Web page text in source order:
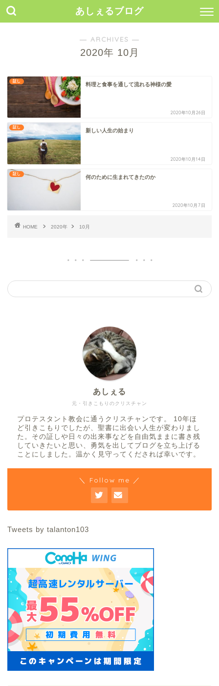
あしぇるブログ
― ARCHIVES ―
2020年 10月
証し
料理と食事を通して流れる神様の愛
2020年10月26日
証し
新しい人生の始まり
2020年10月14日
証し
何のために生まれてきたのか
2020年10月7日
HOME 2020年 10月
元・引きこもりのクリスチャン
あしぇる
プロテスタント教会に通うクリスチャンです。 10年ほ
ど引きこもりでしたが、聖書に出会い人生が変わりまし
た。その証しや日々の出来事などを自由気ままに書き残
していきたいと思い、勇気を出してブログを立ち上げる
ことにしました。温かく見守ってくだされば幸いです。
＼ Follow me ／
Tweets by talanton103